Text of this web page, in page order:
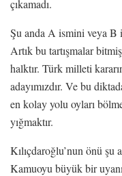
çıkamadı.
Şu anda A ismini veya B
Artık bu tartışmalar
halktır. Türk milleti
adayımızdır. Ve bu
en kolay yolu oyları
yığmaktır.
Kılıçdaroğlu’nun önü şu
Kamuoyu büyük bir